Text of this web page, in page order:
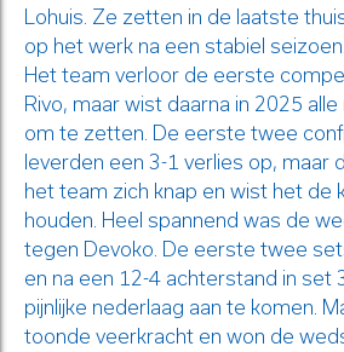
Lohuis. Ze zetten in de laatste
op het werk na een stabiel seizoen.
Het team verloor de eerste
Rivo, maar wist daarna in 2025
om te zetten. De eerste twee
leverden een 3-1 verlies op, maar
het team zich knap en wist het de
houden. Heel spannend was de
tegen Devoko. De eerste twee
en na een 12-4 achterstand in set
pijnlijke nederlaag aan te komen.
toonde veerkracht en won de